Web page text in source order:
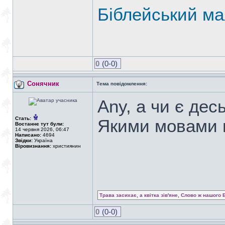
Біблейський
0 (0-0)
Сонячник Тема повідомлення:
Стать:
Востаннє тут були:
14 червня 2026, 06:47
Написано: 4694
Звідки: Україна
Віровизнання: християнин
Any, а чи є
Якими мовами
Трава засихає, а квітка зів'яне, Слово ж нашого
0 (0-0)